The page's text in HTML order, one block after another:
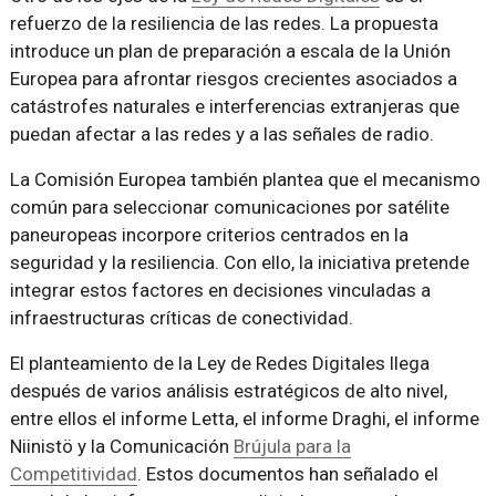
refuerzo de la resiliencia de las redes. La propuesta
introduce un plan de preparación a escala de la Unión
Europea para afrontar riesgos crecientes asociados a
catástrofes naturales e interferencias extranjeras que
puedan afectar a las redes y a las señales de radio.
La Comisión Europea también plantea que el mecanismo
común para seleccionar comunicaciones por satélite
paneuropeas incorpore criterios centrados en la
seguridad y la resiliencia. Con ello, la iniciativa pretende
integrar estos factores en decisiones vinculadas a
infraestructuras críticas de conectividad.
El planteamiento de la Ley de Redes Digitales llega
después de varios análisis estratégicos de alto nivel,
entre ellos el informe Letta, el informe Draghi, el informe
Niinistö y la Comunicación Brújula para la
Competitividad. Estos documentos han señalado el